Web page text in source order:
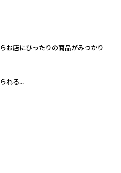
お店にぴったりの商品がみつかり
れる...